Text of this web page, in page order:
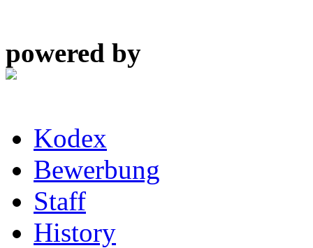
powered by
Kodex
Bewerbung
Staff
History